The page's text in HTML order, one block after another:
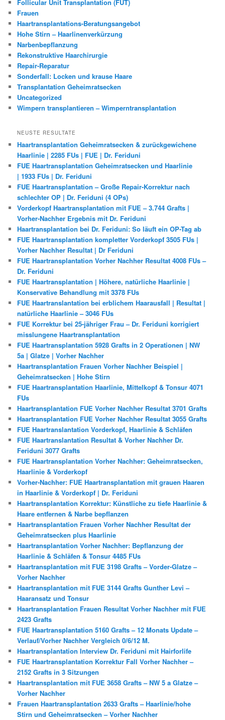
Follicular Unit Transplantation (FUT)
Frauen
Haartransplantations-Beratungsangebot
Hohe Stirn – Haarlinenverkürzung
Narbenbepflanzung
Rekonstruktive Haarchirurgie
Repair-Reparatur
Sonderfall: Locken und krause Haare
Transplantation Geheimratsecken
Uncategorized
Wimpern transplantieren – Wimperntransplantation
NEUSTE RESULTATE
Haartransplantation Geheimratsecken & zurückgewichene
Haarlinie | 2285 FUs | FUE | Dr. Feriduni
FUE Haartransplantation Geheimratsecken und Haarlinie
| 1933 FUs | Dr. Feriduni
FUE Haartransplantation – Große Repair-Korrektur nach
schlechter OP | Dr. Feriduni (4 OPs)
Vorderkopf Haartransplantation mit FUE – 3.744 Grafts |
Vorher-Nachher Ergebnis mit Dr. Feriduni
Haartransplantation bei Dr. Feriduni: So läuft ein OP-Tag ab
FUE Haartransplantation kompletter Vorderkopf 3505 FUs |
Vorher Nachher Resultat | Dr Feriduni
FUE Haartransplantation Vorher Nachher Resultat 4008 FUs –
Dr. Feriduni
FUE Haartransplantation | Höhere, natürliche Haarlinie |
Konservative Behandlung mit 3378 FUs
FUE Haartranslantation bei erblichem Haarausfall | Resultat |
natürliche Haarlinie – 3046 FUs
FUE Korrektur bei 25-jähriger Frau – Dr. Feriduni korrigiert
misslungene Haartransplantation
FUE Haartransplantation 5928 Grafts in 2 Operationen | NW
5a | Glatze | Vorher Nachher
Haartransplantation Frauen Vorher Nachher Beispiel |
Geheimratsecken | Hohe Stirn
FUE Haartransplantation Haarlinie, Mittelkopf & Tonsur 4071
FUs
Haartransplantation FUE Vorher Nachher Resultat 3701 Grafts
Haartransplantation FUE Vorher Nachher Resultat 3055 Grafts
FUE Haartranslantation Vorderkopf, Haarlinie & Schläfen
FUE Haartranslantation Resultat & Vorher Nachher Dr.
Feriduni 3077 Grafts
FUE Haartransplantation Vorher Nachher: Geheimratsecken,
Haarlinie & Vorderkopf
Vorher-Nachher: FUE Haartransplantation mit grauen Haaren
in Haarlinie & Vorderkopf | Dr. Feriduni
Haartransplantation Korrektur: Künstliche zu tiefe Haarlinie &
Haare entfernen & Narbe bepflanzen
Haartransplantation Frauen Vorher Nachher Resultat der
Geheimratsecken plus Haarlinie
Haartransplantation Vorher Nachher: Bepflanzung der
Haarlinie & Schläfen & Tonsur 4485 FUs
Haartransplantation mit FUE 3198 Grafts – Vorder-Glatze –
Vorher Nachher
Haartransplantation mit FUE 3144 Grafts Gunther Levi –
Haaransatz und Tonsur
Haartransplantation Frauen Resultat Vorher Nachher mit FUE
2423 Grafts
FUE Haartransplantation 5160 Grafts – 12 Monats Update –
Verlauf/Vorher Nachher Vergleich 0/6/12 M.
Haartransplantation Interview Dr. Feriduni mit Hairforlife
FUE Haartransplantation Korrektur Fall Vorher Nachher –
2152 Grafts in 3 Sitzungen
Haartransplantation mit FUE 3658 Grafts – NW 5 a Glatze –
Vorher Nachher
Frauen Haartransplantation 2633 Grafts – Haarlinie/hohe
Stirn und Geheimratsecken – Vorher Nachher